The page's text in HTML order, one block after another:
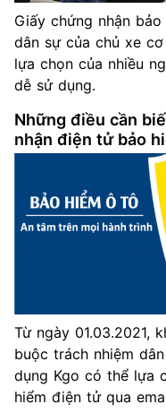
Giấy chứng nhận
dân sự của chủ xe
lựa chọn của nhiều
dễ sử dụng.
Những điều cần
nhận điện tử bảo
Từ ngày 01.03.2021,
buộc trách nhiệm
dụng Kgo có thể lựa
hiểm điện tử qua